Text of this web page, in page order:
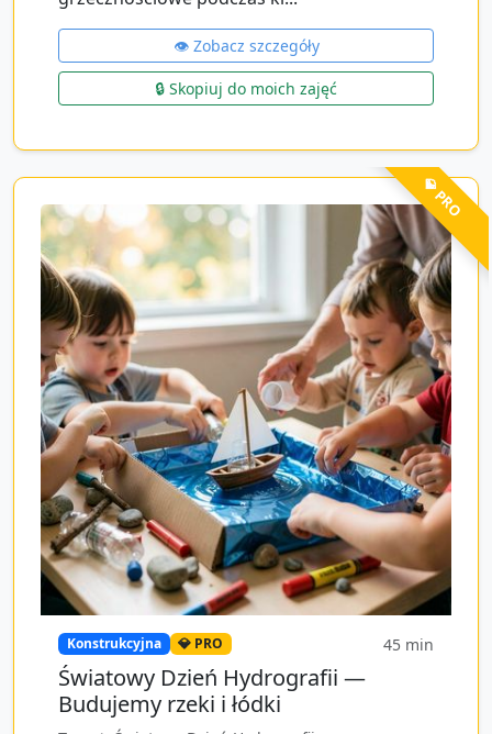
👁️ Zobacz szczegóły
🔒 Skopiuj do moich zajęć
💎 PRO
Konstrukcyjna 💎 PRO 45 min
Światowy Dzień Hydrografii —
Budujemy rzeki i łódki